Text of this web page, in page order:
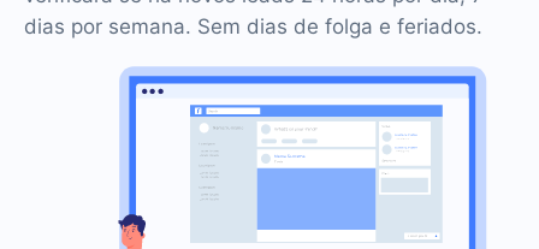
dias por semana. Sem dias de folga e feriados.